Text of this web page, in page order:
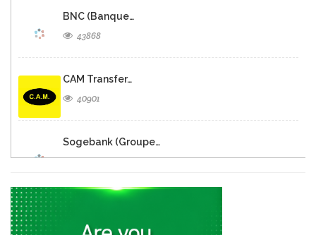
BNC (Banque…
43868
CAM Transfer…
40901
Sogebank (Groupe…
30486
30161